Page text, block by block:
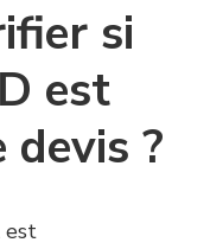
si
est
?
est